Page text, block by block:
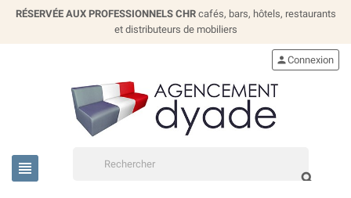
RÉSERVÉE AUX PROFESSIONNELS CHRcafés, bars, hôtels, restaurants
et distributeurs de mobiliers
view_headline
search
personConnexion